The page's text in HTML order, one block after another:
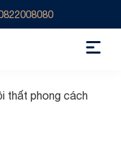
thất phong cách